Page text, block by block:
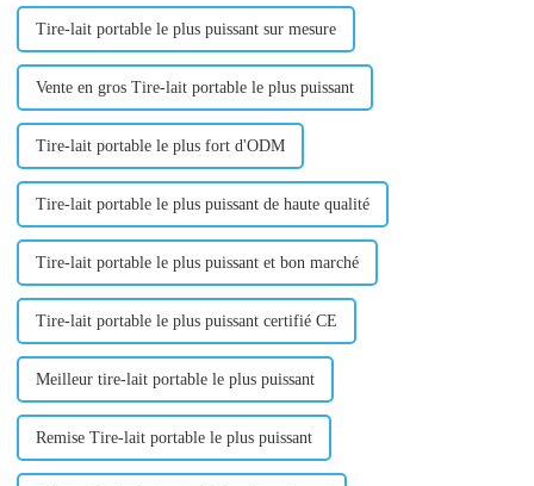
Tire-lait portable le plus puissant sur mesure
Vente en gros Tire-lait portable le plus puissant
Tire-lait portable le plus fort d'ODM
Tire-lait portable le plus puissant de haute qualité
Tire-lait portable le plus puissant et bon marché
Tire-lait portable le plus puissant certifié CE
Meilleur tire-lait portable le plus puissant
Remise Tire-lait portable le plus puissant